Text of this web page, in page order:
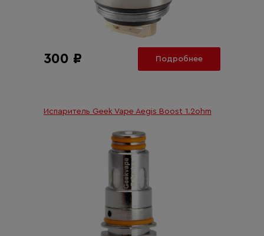
300 ₽ Подробнее
Испаритель Geek Vape Aegis Boost 1.2ohm